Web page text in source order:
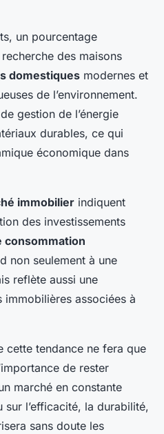
un pourcentage
des maisons
domestiques modernes et
de l’environnement.
gestion de l’énergie
durables, ce qui
économique dans
immobilier indiquent
des investissements
consommation
non seulement à une
reflète aussi une
immobilières associées à
cette tendance ne fera que
de rester
marché en constante
l’efficacité, la durabilité,
sans doute les